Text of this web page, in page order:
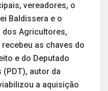
vereadores, o
Baldissera e o
dos Agricultores,
as chaves do
e do Deputado
(PDT), autor da
a aquisição